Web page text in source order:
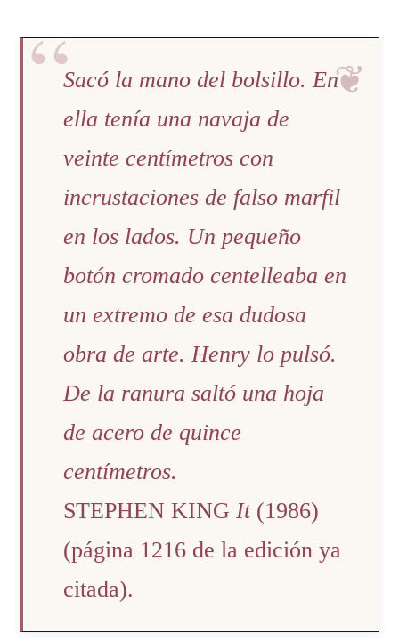
Sacó la mano del bolsillo. En
ella tenía una navaja de
veinte centímetros con
incrustaciones de falso marfil
en los lados. Un pequeño
botón cromado centelleaba en
un extremo de esa dudosa
obra de arte. Henry lo pulsó.
De la ranura saltó una hoja
de acero de quince
centímetros.
STEPHEN KINGIt(1986)
(página 1216 de la edición ya
citada).